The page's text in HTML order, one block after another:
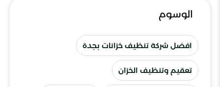
الوسوم
افضل شركة تنظيف خزانات بجدة
تعقيم وتنظيف الخزان